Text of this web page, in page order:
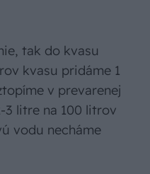
tak do kvasu
kvasu pridáme 1
v prevarenej
3 litre na 100 litrov
vodu necháme